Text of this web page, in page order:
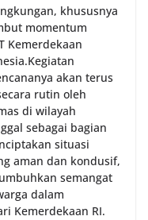
khususnya
momentum
Kemerdekaan
akan terus
rutin oleh
di wilayah
sebagai bagian
situasi
aman dan kondusif,
semangat
dalam
Kemerdekaan RI.